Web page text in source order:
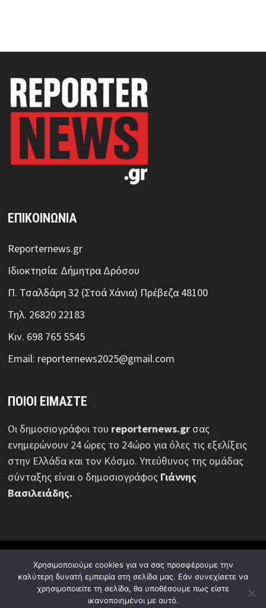
ΕΠΙΚΟΙΝΩΝΙΑ
Reporternews.gr
Ιδιοκτησία: Δήμητρα Δρόσου
Π. Τσαλδάρη 32 (Στοά Χάνια) Πρέβεζα 48100
Τηλ. 26820 22183
Κιν. 698 765 5545
Email: reporternews2025@gmail.com
ΠΟΙΟΙ ΕΙΜΑΣΤΕ
Οι δημοσιογράφοι του reporternews.gr σας
ενημερώνουν 24 ώρες το 24ώρο για όλες τις εξελίξεις
στην Ελλάδα και τον Κόσμο. Υπεύθυνος της ομάδας
σύνταξης είναι ο δημοσιογράφος Γιάννης
Βασιλειάδης.
© Reporternews.gr - 2026 | Με επιφύλαξη κάθε νόμιμου
δικαιώματος | Design:Media News Group
Πολιτική απορρήτου
Χρησιμοποιούμε cookies για να σας προσφέρουμε την
καλύτερη δυνατή εμπειρία στη σελίδα μας. Εάν συνεχίσετε να
χρησιμοποιείτε τη σελίδα, θα υποθέσουμε πως είστε
ικανοποιημένοι με αυτό.